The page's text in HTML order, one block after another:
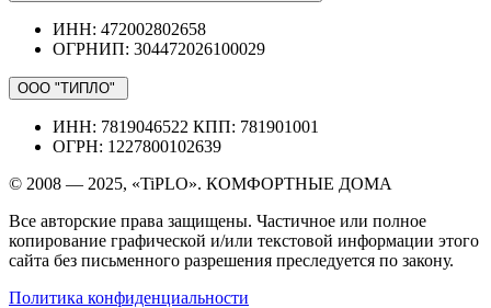
ИНН: 472002802658
ОГРНИП: 304472026100029
ООО "ТИПЛО"
ИНН: 7819046522 КПП: 781901001
ОГРН: 1227800102639
© 2008 — 2025, «TiPLO». КОМФОРТНЫЕ ДОМА
Все авторские права защищены. Частичное или полное
копирование графической и/или текстовой информации этого
сайта без письменного разрешения преследуется по закону.
Политика конфиденциальности